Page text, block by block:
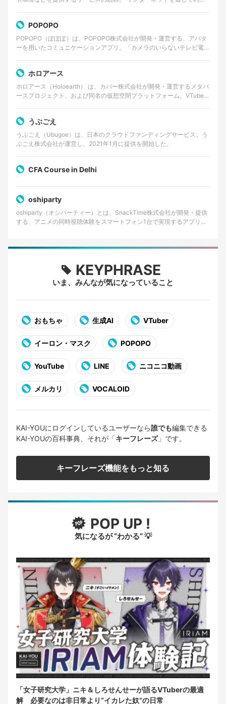
POPOPO
POPOPO（ぽぽぽ）は、POPOPO株式会社が開発・運営する、アバタ
ーを用いたコミュニケーションアプリ。「カメラのいらないテレビ電
ホロアース
ホロアース（Holoearth） は、カバー株式会社が開発・運営するメタバ
ースプロジェクト、および同名の仮想空間プラットフォーム。VTuber
うぶごえ
うぶごえ（Ubugoe）は、日本のクラウドファンディングサービス。う
ぶごえ株式会社が運営し、2021年1月に提供を開始した。
CFA Course in Delhi
oshiparty
oshiparty（オシパーティー）とは、SnackTime株式会社が開発・提供
する、アニメの同時視聴体験をスマートフォン1台で実現するアプリケ
KEYPHRASE
いま、みんなが気になっていること
おもちゃ 生成AI VTuber
イーロン・マスク POPOPO
YouTube LINE ニコニコ動画
メルカリ VOCALOID
KAI-YOUにログインしているユーザーなら誰でも編集できる
KAI-YOUの百科事典、それが「キーフレーズ」です。
キーフレーズ機能をもっと知る
POP UP !
気になるが “わかる” 💡
「女子研究大学」ニキ＆しろせんせーが語るVTuberの最適
解 必要なのは非日常より“イカレた奴”の日常